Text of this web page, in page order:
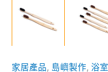
家居產品, 島嶼製作, 浴